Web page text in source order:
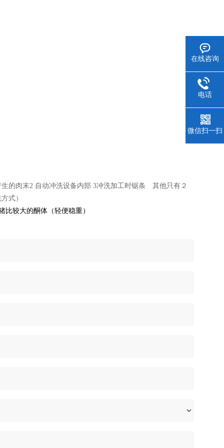
的肉末2 自动冲洗设备内部 3冲洗加工时锯条 其他只有２
式）
较大的酮体（轻便稳重）
在线咨询
电话
微信扫一扫